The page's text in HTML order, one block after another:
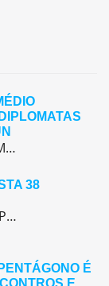
Estudantes do Ensino Médio do Colégio Pentágono protagonizaram uma simulação da ONU, defendendo posições de países em comitês temáticos e vivenciando, na prática, negociações diplomáticas multilíngues.
38
Estudantes do Colégio Pentágono conquistam excelente resultado na Olimpíada Brasileira de Astronomia e Astronáutica (OBA) 2025, somando 38 medalhas.
É
E